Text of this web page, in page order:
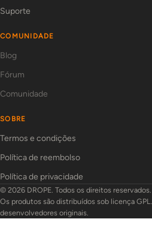
Suporte
COMUNIDADE
Blog
Fórum
Comunidade
SOBRE
Termos e condições
Política de reembolso
Política de privacidade
© 2026 DROPE. Todos os direitos reservados.
Os produtos são distribuídos sob licença
desenvolvedores originais.